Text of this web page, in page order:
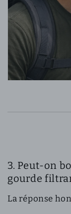
3. Peut-on
gourde
La réponse